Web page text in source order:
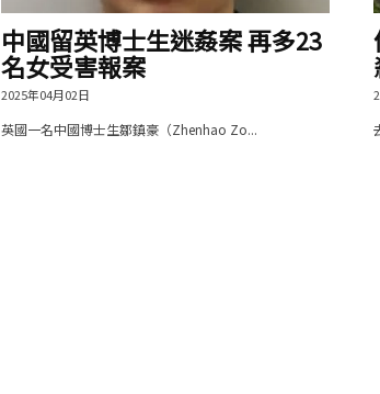
中國留英博士生迷姦案 再多23
名女受害報案
2025年04月02日
英國一名中國博士生鄒鎮豪（Zhenhao Zo...